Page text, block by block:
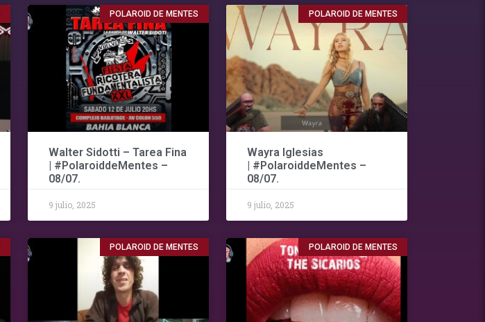
POLAROID DE MENTES
Walter Sidotti – Tarea Fina
| #PolaroiddeMentes –
08/07.
9 julio, 2025
POLAROID DE MENTES
Wayra Iglesias
| #PolaroiddeMentes –
08/07.
9 julio, 2025
POLAROID DE MENTES POLAROID DE MENTES